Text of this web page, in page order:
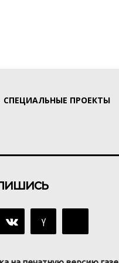
СПЕЦИАЛЬНЫЕ ПРОЕКТЫ